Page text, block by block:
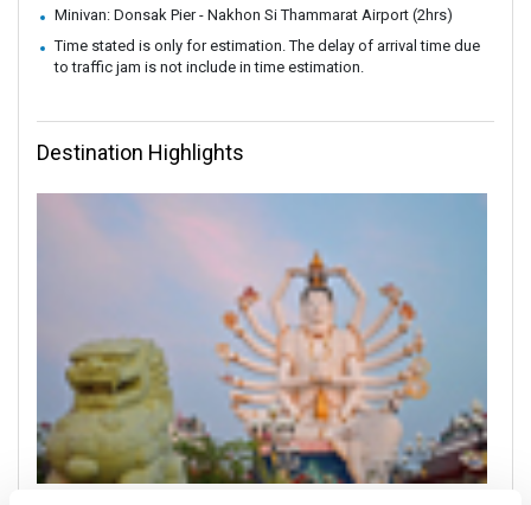
Minivan: Donsak Pier - Nakhon Si Thammarat Airport (2hrs)
Time stated is only for estimation. The delay of arrival time due
to traffic jam is not include in time estimation.
Destination Highlights